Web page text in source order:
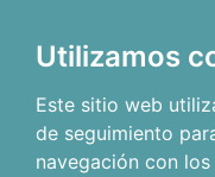
Utilizamos
Este sitio web
de seguimiento
navegación con